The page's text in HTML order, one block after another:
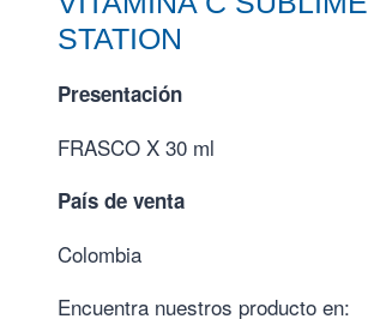
STATION
Presentación
FRASCO X 30 ml
País de venta
Colombia
Encuentra nuestros producto en: